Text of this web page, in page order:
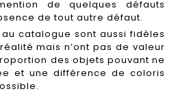
de quelques défauts
de tout autre défaut.
catalogue sont aussi fidèles
mais n’ont pas de valeur
des objets pouvant ne
et une différence de coloris